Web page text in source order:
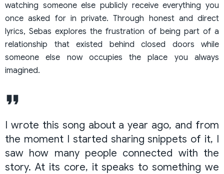
watching someone else publicly receive everything you
once asked for in private. Through honest and direct
lyrics, Sebas explores the frustration of being part of a
relationship that existed behind closed doors while
someone else now occupies the place you always
imagined.
I wrote this song about a year ago, and from
the moment I started sharing snippets of it, I
saw how many people connected with the
story. At its core, it speaks to something we